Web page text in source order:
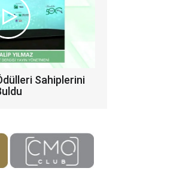
Sahiplerini